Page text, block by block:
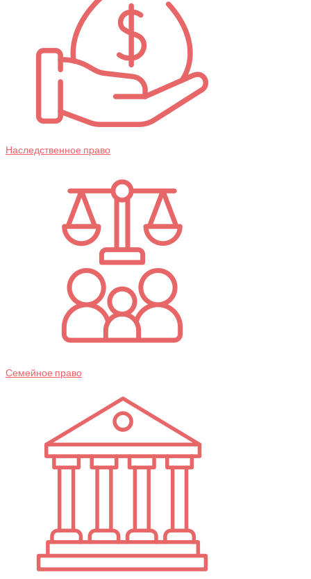
Наследственное право
Семейное право